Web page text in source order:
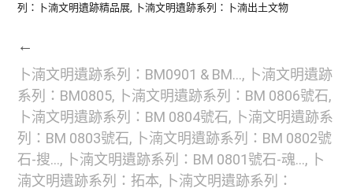
列：卜湳文明遺跡精品展, 卜湳文明遺跡系列：卜湳出土文物
←
卜湳文明遺跡系列：BM0901 & BM..., 卜湳文明遺跡
系列：BM0805, 卜湳文明遺跡系列：BM 0806號石,
卜湳文明遺跡系列：BM 0804號石, 卜湳文明遺跡系
列：BM 0803號石, 卜湳文明遺跡系列：BM 0802號
石-搜..., 卜湳文明遺跡系列：BM 0801號石-魂..., 卜
湳文明遺跡系列：拓本, 卜湳文明遺跡系列：